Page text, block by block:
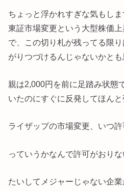
ちょっと浮かれすぎな気もし
東証市場変更という大型株価
で、この切り札が残ってる限
がりつづけるんじゃないかとも
親は2,000円を前に足踏み状態
いたのにすぐに反発してほんと
ライザップの市場変更、いつ許
っていうかなんで許可がおりな
たいしてメジャーじゃない企